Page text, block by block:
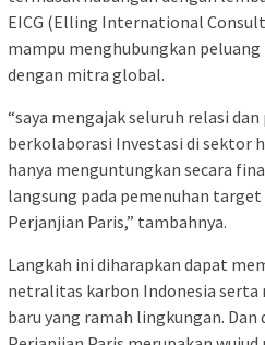
EICG (Elling International
mampu menghubungkan
dengan mitra global.
“saya mengajak seluruh relasi
berkolaborasi Investasi di sektor
hanya menguntungkan secara
langsung pada pemenuhan
Perjanjian Paris,” tambahnya.
Langkah ini diharapkan dapat
netralitas karbon Indonesia serta
baru yang ramah lingkungan. Dan